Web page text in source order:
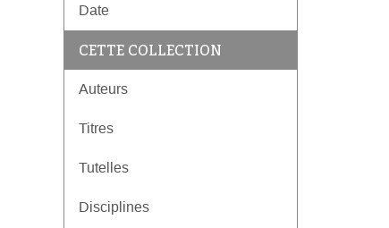
Date
CETTE COLLECTION
Auteurs
Titres
Tutelles
Disciplines